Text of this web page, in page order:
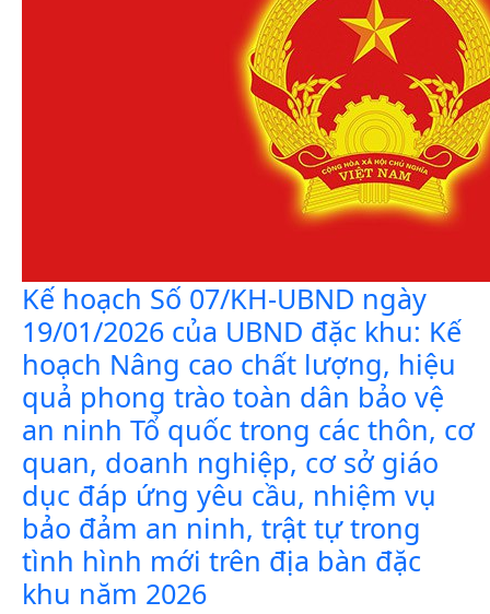
Kế hoạch Số 07/KH-UBND ngày
19/01/2026 của UBND đặc khu: Kế
hoạch Nâng cao chất lượng, hiệu
quả phong trào toàn dân bảo vệ
an ninh Tổ quốc trong các thôn, cơ
quan, doanh nghiệp, cơ sở giáo
dục đáp ứng yêu cầu, nhiệm vụ
bảo đảm an ninh, trật tự trong
tình hình mới trên địa bàn đặc
khu năm 2026